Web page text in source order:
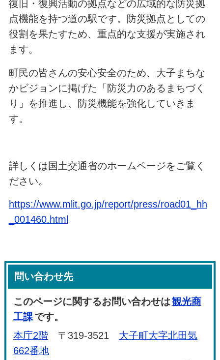
復旧・復興活動の拠点などの広域的な防災拠
点機能を持つ道の駅です。防災拠点としての
役割を果たすため、重点的な支援が実施され
ます。
町民の皆さんの安心安全のため、大子まちな
かビジョンに掲げた「防災力のあるまちづく
り」を推進し、防災機能を強化していきま
す。
詳しくは国土交通省のホームページをご覧く
ださい。
https://www.mlit.go.jp/report/press/road01_hh
_001460.html
問い合わせ先
このページに関するお問い合わせは観光商
工課です。
本庁2階 〒319-3521 大子町大字北田気
662番地